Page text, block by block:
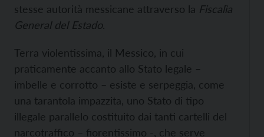
stesse autorità messicane attraverso la Fiscalìa
General del Estado.
Terra violentissima, il Messico, in cui
praticamente accanto allo Stato legale –
imbelle e corrotto – esiste e serpeggia, come
una tarantola impazzita, uno Stato di tipo
illegale parallelo costituito dai tanti cartelli del
narcotraffico – fiorentissimo -, che serve